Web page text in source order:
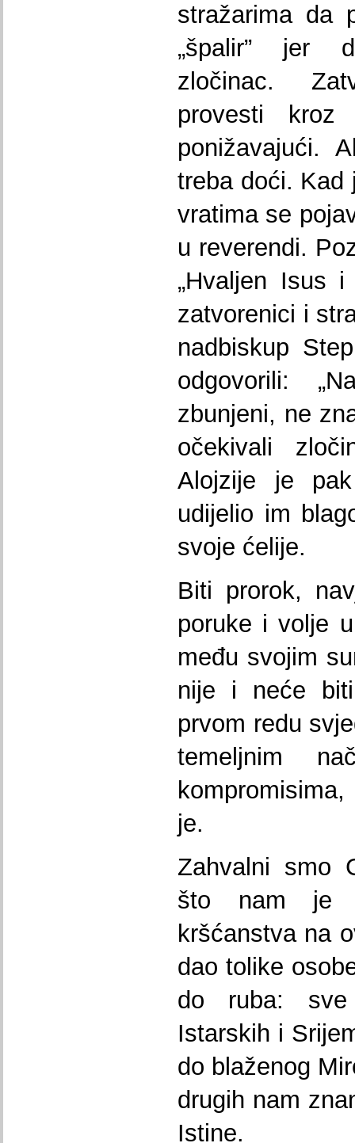
stražarima da
„špalir” jer
zločinac.
provesti
ponižavajući.
treba doći. Kad
vratima se
u reverendi.
„Hvaljen Isus
zatvorenici i
nadbiskup
odgovorili:
zbunjeni, ne
očekivali
Alojzije je
udijelio im
svoje ćelije.
Biti prorok,
poruke i volje
među svojim
nije i neće
prvom redu
temeljnim
je.
Zahvalni smo
što nam je
kršćanstva na
dao tolike
do ruba:
Istarskih i
do blaženog
drugih nam
Istine.